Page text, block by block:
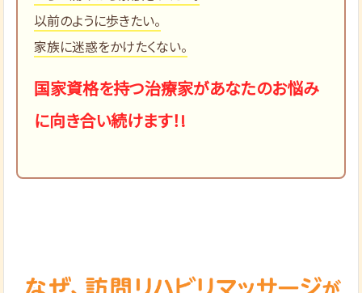
以前のように歩きたい。
家族に迷惑をかけたくない。
国家資格を持つ治療家があなたのお悩み
に向き合い続けます！!